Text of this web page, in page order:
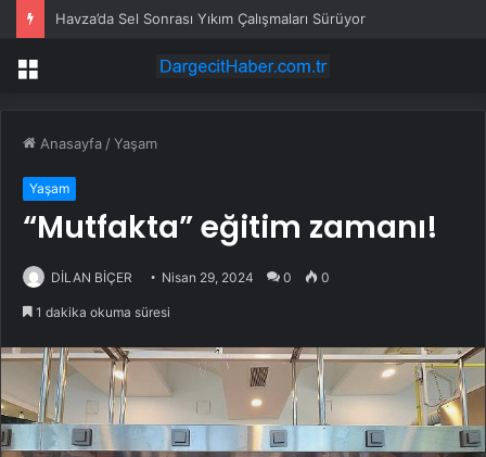
Havza’da Sel Sonrası Yıkım Çalışmaları Sürüyor
Menü
Anasayfa /Yaşam
Yaşam
“Mutfakta” eğitim zamanı!
DİLAN BİÇER Nisan 29, 2024 0 0
1 dakika okuma süresi